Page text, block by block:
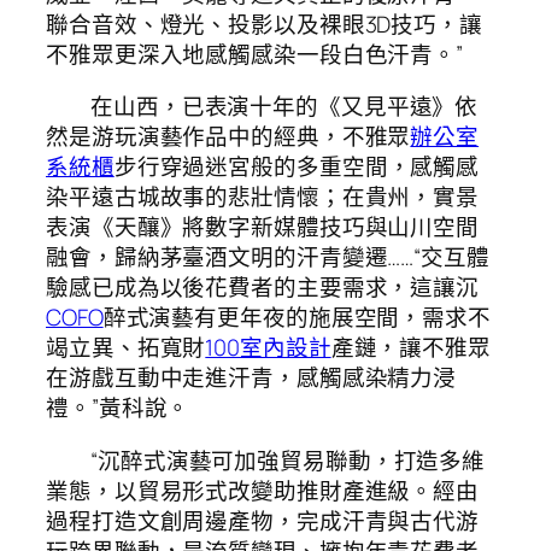
聯合音效、燈光、投影以及裸眼3D技巧，讓
不雅眾更深入地感觸感染一段白色汗青。”
在山西，已表演十年的《又見平遠》依
然是游玩演藝作品中的經典，不雅眾辦公室
系統櫃步行穿過迷宮般的多重空間，感觸感
染平遠古城故事的悲壯情懷；在貴州，實景
表演《天釀》將數字新媒體技巧與山川空間
融會，歸納茅臺酒文明的汗青變遷……“交互體
驗感已成為以後花費者的主要需求，這讓沉
COFO醉式演藝有更年夜的施展空間，需求不
竭立異、拓寬財100室內設計產鏈，讓不雅眾
在游戲互動中走進汗青，感觸感染精力浸
禮。”黃科說。
“沉醉式演藝可加強貿易聯動，打造多維
業態，以貿易形式改變助推財產進級。經由
過程打造文創周邊產物，完成汗青與古代游